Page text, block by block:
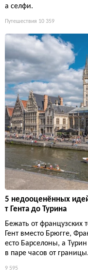
а селфи.
Путешествия 10 359
5 недооценённых
т Гента до Турина
Бежать от французских
Гент вместо Брюгге,
есто Барселоны, а
в паре часов от границы.
9 595